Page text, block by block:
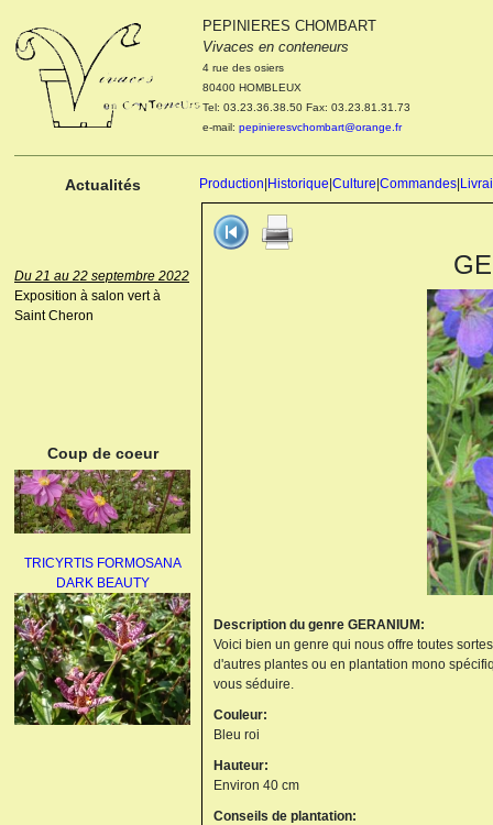
PEPINIERES CHOMBART
Vivaces en conteneurs
4 rue des osiers
80400 HOMBLEUX
Tel: 03.23.36.38.50 Fax: 03.23.81.31.73
e-mail: pepinieresvchombart@orange.fr
Actualités Production Historique Culture Commandes
Le 04 et 05 octobre 2022
Portes ouvertes de la
pépinière : Visite des
cultures, découverte des
nouveautés. Le rendez-vous
des passionnés Le mardi 04
Du 21 au 22 septembre 2022
Exposition à salon vert à
Saint Cheron
Coup de coeur
TRICYRTIS FORMOSANA
DARK BEAUTY
Description du genre GERANIUM:
Voici bien un genre qui nous offre toutes
d'autres plantes ou en plantation mono
vous séduire.
Couleur:
Bleu roi
Hauteur:
Environ 40 cm
Conseils de plantation: